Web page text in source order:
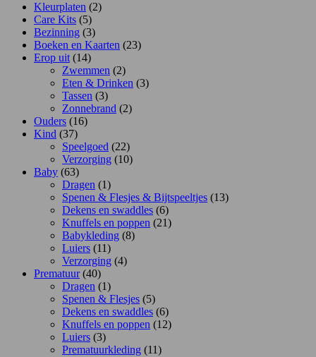
Kleurplaten (2)
Care Kits (5)
Bezinning (3)
Boeken en Kaarten (23)
Erop uit (14)
Zwemmen (2)
Eten & Drinken (3)
Tassen (3)
Zonnebrand (2)
Ouders (16)
Kind (37)
Speelgoed (22)
Verzorging (10)
Baby (63)
Dragen (1)
Spenen & Flesjes & Bijtspeeltjes (13)
Dekens en swaddles (6)
Knuffels en poppen (21)
Babykleding (8)
Luiers (11)
Verzorging (4)
Prematuur (40)
Dragen (1)
Spenen & Flesjes (5)
Dekens en swaddles (6)
Knuffels en poppen (12)
Luiers (3)
Prematuurkleding (11)